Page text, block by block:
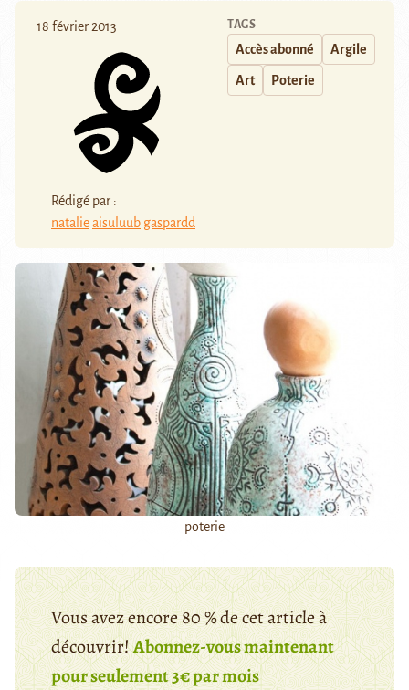
18 février 2013
Rédigé par :
natalieaisuluub gaspardd
TAGS
Accès abonné Argile
Art Poterie
poterie
Vous avez encore 80 % de cet article à
découvrir!Abonnez-vous maintenant
pour seulement 3€ par mois